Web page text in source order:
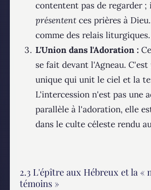
contentent pas de regarder ;
présentent ces prières à
comme des relais liturgiques.
L'Union dans l'Adoration :
se fait devant l'Agneau.
unique qui unit le ciel et la
L'intercession n'est pas une
parallèle à l'adoration, elle
dans le culte céleste rendu
2.3 L'épître aux Hébreux et la «
témoins »